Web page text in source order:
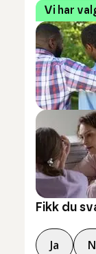
Vi har
Fikk du
Ja